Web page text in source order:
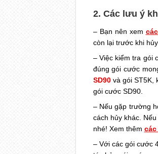
2. Các lưu ý
– Bạn nên xem
còn lại trước khi
– Việc kiểm tra gói
đúng gói cước
SD90 và gói ST5K,
gói cước SD90.
– Nếu gặp trường
cách hủy khác.
nhé! Xem thêm các
– Với các gói cước